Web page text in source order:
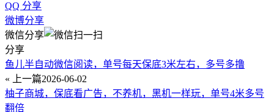
QQ 分享
微博分享
微信分享
分享
鱼儿半自动微信阅读，单号每天保底3米左右，多号多撸
« 上一篇2026-06-02
柚子商城，保底看广告，不养机，黑机一样玩，单号4米多号
翻倍